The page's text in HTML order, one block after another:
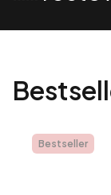
Bestseller